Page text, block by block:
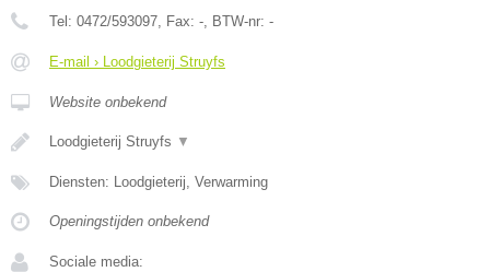
Tel: 0472/593097, Fax: -, BTW-nr: -
E-mail › Loodgieterij Struyfs
Website onbekend
Loodgieterij Struyfs ▼
Diensten: Loodgieterij, Verwarming
Openingstijden onbekend
Sociale media: